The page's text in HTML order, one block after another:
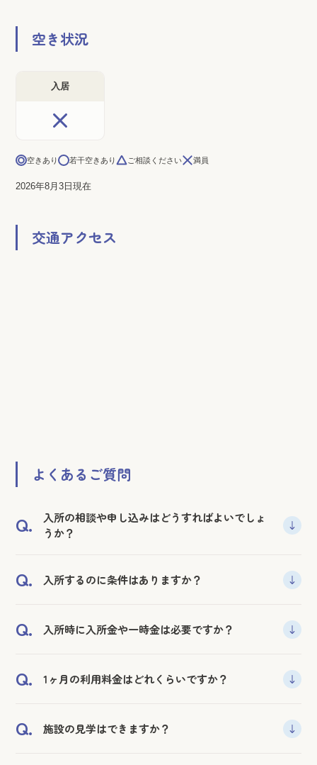
空き状況
入居
空きあり 若干空きあり ご相談ください 満員
2026年8月3日現在
交通アクセス
よくあるご質問
Q.
入所の相談や申し込みはどうすればよいでしょ
うか？
ームへ入力いただき送信してください。担当者が対応
Q. 入所するのに条件はありますか？
・要支援2または要介護1～要介護5の介護認定を受けた
・常時医療機関等において治療する必要がない方。
・広島市に住民票がある方。
Q. 入所時に入所金や一時金は必要ですか？
居期間や原状回復の費用や未払い家賃に応じて返還さ
Q. 1ヶ月の利用料金はどれくらいですか？
す。施設へ問合せいただけますと介護保険証、負担限度
Q. 施設の見学はできますか？